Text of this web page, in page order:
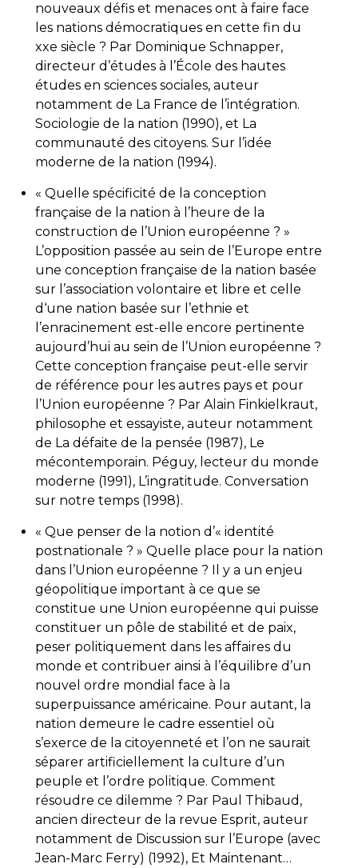
nouveaux défis et menaces ont à faire face
les nations démocratiques en cette fin du
xxe siècle ? Par Dominique Schnapper,
directeur d’études à l’École des hautes
études en sciences sociales, auteur
notamment de La France de l’intégration.
Sociologie de la nation (1990), et La
communauté des citoyens. Sur l’idée
moderne de la nation (1994).
« Quelle spécificité de la conception
française de la nation à l’heure de la
construction de l’Union européenne ? »
L’opposition passée au sein de l’Europe entre
une conception française de la nation basée
sur l’association volontaire et libre et celle
d‘une nation basée sur l’ethnie et
l’enracinement est-elle encore pertinente
aujourd’hui au sein de l’Union européenne ?
Cette conception française peut-elle servir
de référence pour les autres pays et pour
l’Union européenne ? Par Alain Finkielkraut,
philosophe et essayiste, auteur notamment
de La défaite de la pensée (1987), Le
mécontemporain. Péguy, lecteur du monde
moderne (1991), L’ingratitude. Conversation
sur notre temps (1998).
« Que penser de la notion d’« identité
postnationale ? » Quelle place pour la nation
dans l’Union européenne ? Il y a un enjeu
géopolitique important à ce que se
constitue une Union européenne qui puisse
constituer un pôle de stabilité et de paix,
peser politiquement dans les affaires du
monde et contribuer ainsi à l’équilibre d’un
nouvel ordre mondial face à la
superpuissance américaine. Pour autant, la
nation demeure le cadre essentiel où
s’exerce de la citoyenneté et l’on ne saurait
séparer artificiellement la culture d’un
peuple et l’ordre politique. Comment
résoudre ce dilemme ? Par Paul Thibaud,
ancien directeur de la revue Esprit, auteur
notamment de Discussion sur l’Europe (avec
Jean-Marc Ferry) (1992), Et Maintenant…